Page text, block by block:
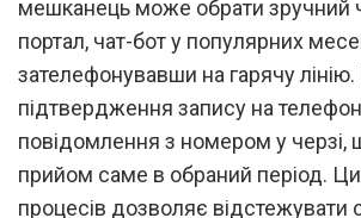
мешканець може обрати зручний
портал, чат-бот у популярних
зателефонувавши на гарячу лінію.
підтвердження запису на
повідомлення з номером у черзі,
прийом саме в обраний період.
процесів дозволяє відстежувати